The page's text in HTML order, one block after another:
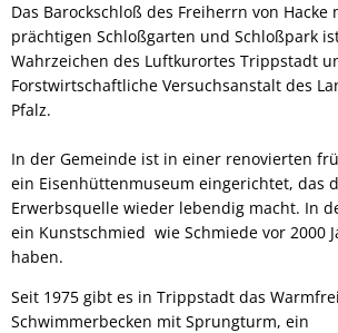
Das Barockschloß des Freiherrn von Hacke
prächtigen Schloßgarten und Schloßpark
Wahrzeichen des Luftkurortes Trippstadt
Forstwirtschaftliche Versuchsanstalt des
Pfalz.
In der Gemeinde ist in einer renovierten
ein Eisenhüttenmuseum eingerichtet, das
Erwerbsquelle wieder lebendig macht. In
ein Kunstschmied wie Schmiede vor 2000
haben.
Seit 1975 gibt es in Trippstadt das
Schwimmerbecken mit Sprungturm, ein